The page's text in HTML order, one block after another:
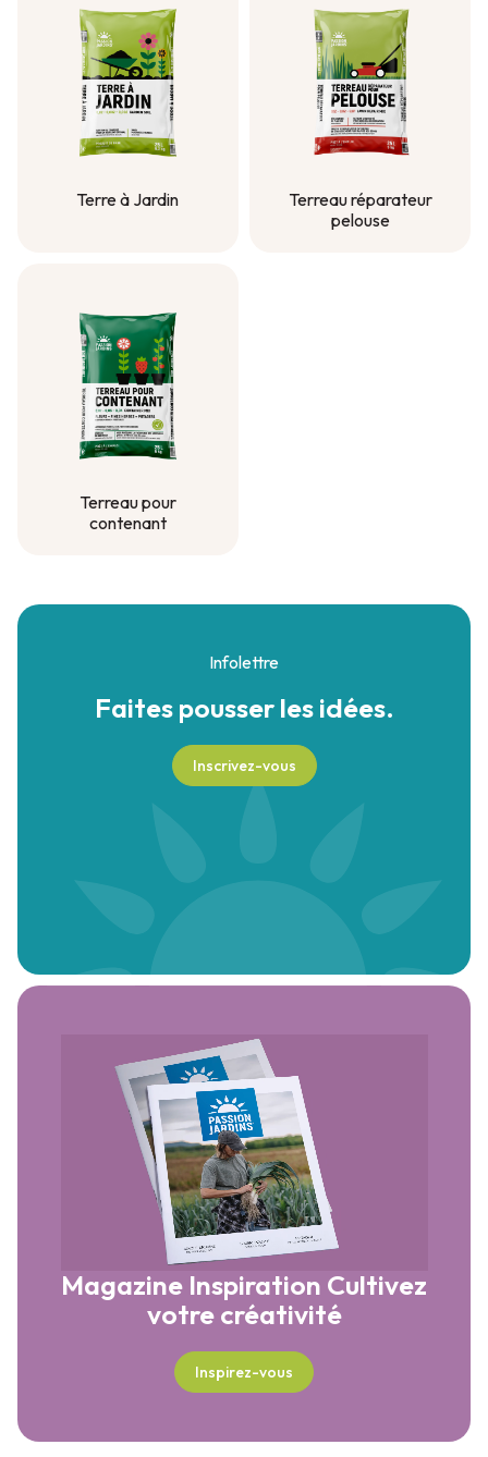
Terre à Jardin
Terreau réparateur
pelouse
Terreau pour
contenant
Infolettre
Faites pousserles idées.
Inscrivez-vous
Magazine Inspiration Cultivez
votre créativité
Inspirez-vous